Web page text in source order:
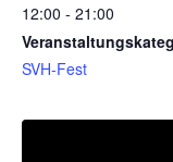
12:00 - 21:00
SVH-Fest